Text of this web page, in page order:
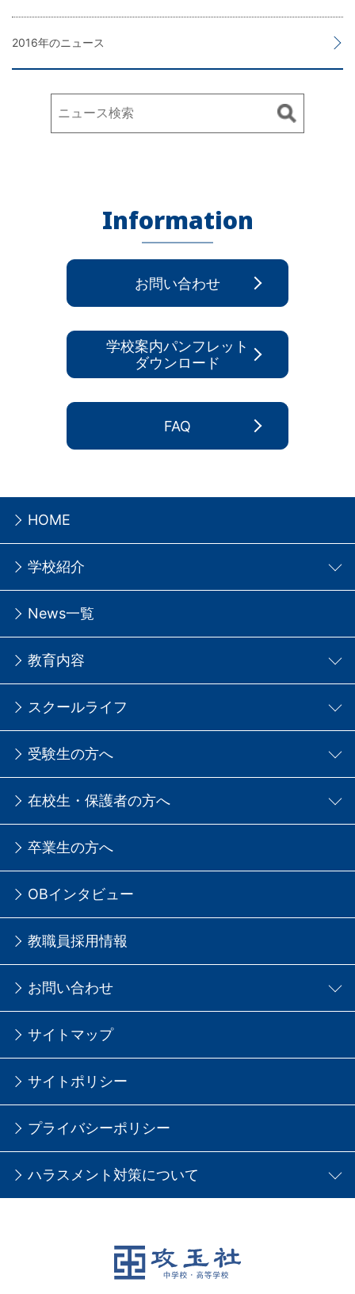
2016
Information
お問い合わせ
学校案内パンフレット
ダウンロード
FAQ
HOME
学校紹介
News一覧
教育内容
スクールライフ
受験生の方へ
在校生・保護者の方へ
卒業生の方へ
OBインタビュー
教職員採用情報
お問い合わせ
サイトマップ
サイトポリシー
プライバシーポリシー
ハラスメント対策について